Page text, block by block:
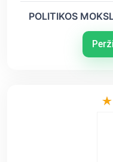
POLITIKOS